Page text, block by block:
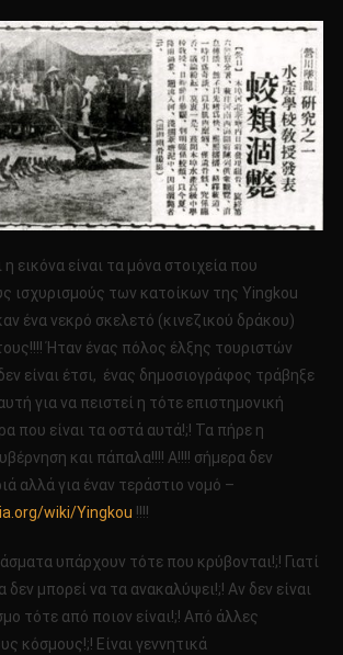
εικόνα είναι τα μόνα στοιχεία που
ισχυρισμούς των κατοίκων της Yingkou
ένα νεκρό σκελετό (κινεζικού δράκου)
Ήταν ένας πόλος έλξης τουριστών
είναι έτσι, ένας δημοσιογράφος τράβηξε
για να πειστεί η τότε επιστημονική
που είναι τα οστά αυτά!;! Τα πήρε η
και πάπαλα!!!! Α!!!! σήμερα δεν
αλλά για έναν τεράστιο νομό –
wiki/Yingkou !!!!
υπάρχουν τότε που κρύβονται!;! Γιατί
μπορεί να τα ανακαλύψει!;! Αν δεν είναι
τότε από ποιον είναι!;! Από άλλες
κόσμους!;! Είναι γεννητικά